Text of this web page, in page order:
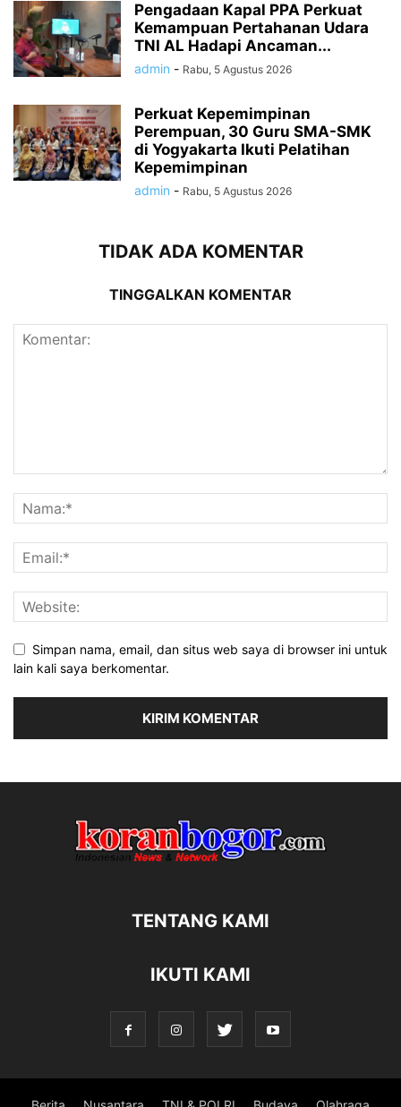
Pengadaan Kapal PPA Perkuat
Kemampuan Pertahanan Udara
TNI AL Hadapi Ancaman...
admin - Rabu, 5 Agustus 2026
Perkuat Kepemimpinan
Perempuan, 30 Guru SMA-SMK
di Yogyakarta Ikuti Pelatihan
Kepemimpinan
admin - Rabu, 5 Agustus 2026
TIDAK ADA KOMENTAR
TINGGALKAN KOMENTAR
Simpan nama, email, dan situs web saya di browser ini untuk
lain kali saya berkomentar.
TENTANG KAMI
IKUTI KAMI